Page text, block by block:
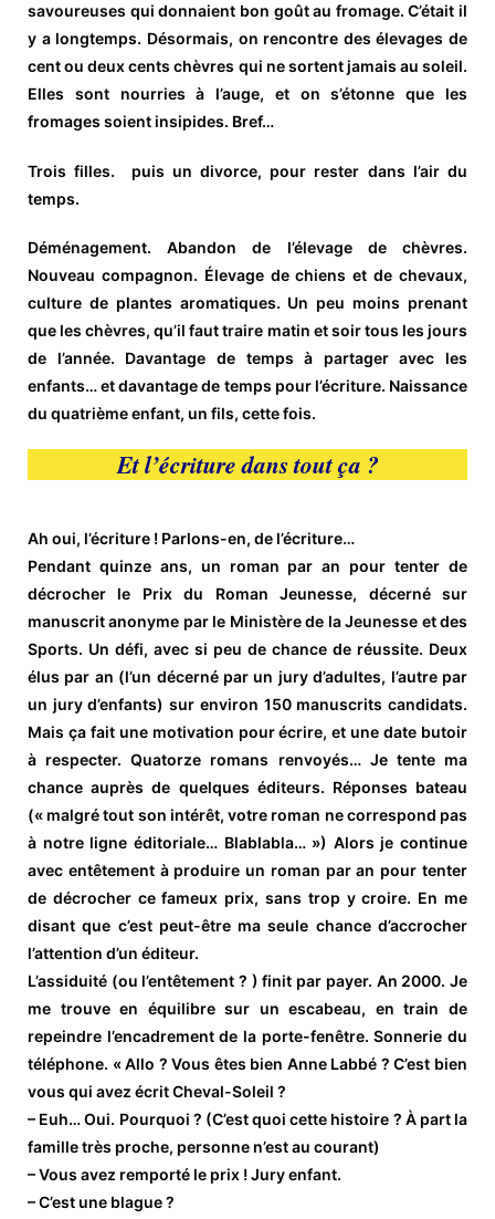
savoureuses qui donnaient bon goût au fromage. C’était il
y a longtemps. Désormais, on rencontre des élevages de
cent ou deux cents chèvres qui ne sortent jamais au soleil.
Elles sont nourries à l’auge, et on s’étonne que les
fromages soient insipides. Bref…
Trois filles. puis un divorce, pour rester dans l’air du
temps.
Déménagement. Abandon de l’élevage de chèvres.
Nouveau compagnon. Élevage de chiens et de chevaux,
culture de plantes aromatiques. Un peu moins prenant
que les chèvres, qu’il faut traire matin et soir tous les jours
de l’année. Davantage de temps à partager avec les
enfants… et davantage de temps pour l’écriture. Naissance
du quatrième enfant, un fils, cette fois.
Et l’écriture dans tout ça ?
Ah oui, l’écriture ! Parlons-en, de l’écriture…
Pendant quinze ans, un roman par an pour tenter de
décrocher le Prix du Roman Jeunesse, décerné sur
manuscrit anonyme par le Ministère de la Jeunesse et des
Sports. Un défi, avec si peu de chance de réussite. Deux
élus par an (l’un décerné par un jury d’adultes, l’autre par
un jury d’enfants) sur environ 150 manuscrits candidats.
Mais ça fait une motivation pour écrire, et une date butoir
à respecter. Quatorze romans renvoyés… Je tente ma
chance auprès de quelques éditeurs. Réponses bateau
(« malgré tout son intérêt, votre roman ne correspond pas
à notre ligne éditoriale… Blablabla… ») Alors je continue
avec entêtement à produire un roman par an pour tenter
de décrocher ce fameux prix, sans trop y croire. En me
disant que c’est peut-être ma seule chance d’accrocher
l’attention d’un éditeur.
L’assiduité (ou l’entêtement ? ) finit par payer. An 2000. Je
me trouve en équilibre sur un escabeau, en train de
repeindre l’encadrement de la porte-fenêtre. Sonnerie du
téléphone. « Allo ? Vous êtes bien Anne Labbé ? C’est bien
vous qui avez écrit Cheval-Soleil ?
– Euh… Oui. Pourquoi ? (C’est quoi cette histoire ? À part la
famille très proche, personne n’est au courant)
– Vous avez remporté le prix ! Jury enfant.
– C’est une blague ?